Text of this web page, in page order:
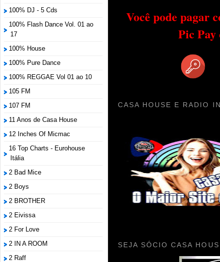
100% DJ - 5 Cds
100% Flash Dance Vol. 01 ao
17
100% House
100% Pure Dance
100% REGGAE Vol 01 ao 10
105 FM
107 FM
11 Anos de Casa House
12 Inches Of Micmac
16 Top Charts - Eurohouse
Itália
2 Bad Mice
2 Boys
2 BROTHER
2 Eivissa
2 For Love
2 IN A ROOM
2 Raff
Você pode pagar
Pic
CASA HOUSE E RADIO
SEJA SÓCIO CASA